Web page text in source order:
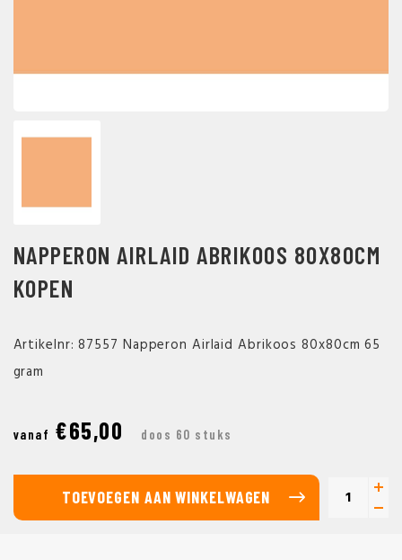
NAPPERON AIRLAID ABRIKOOS 80X80CM
KOPEN
Artikelnr: 87557 Napperon Airlaid Abrikoos 80x80cm 65
gram
vanaf €65,00 doos 60 stuks
TOEVOEGEN AAN WINKELWAGEN